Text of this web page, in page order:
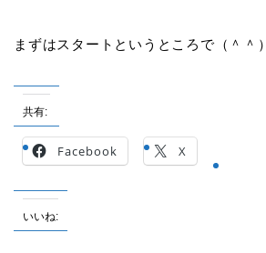
まずはスタートというところで（＾＾）
共有:
Facebook X
いいね: